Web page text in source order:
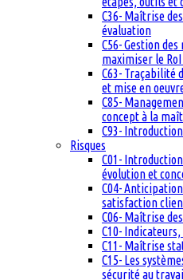
C36- Maîtrise
évaluation
C56- Gestion
maximiser le
C63- Traçabilité
et mise en
C85-
concept à la
C93-
Risques
C01-
évolution et
C04-
satisfaction
C06- Maîtrise
C10-
C11- Maîtrise
C15- Les
sécurité au